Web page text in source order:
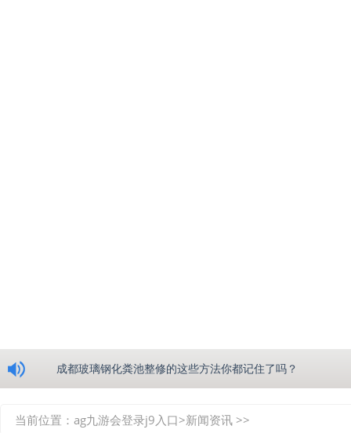
成都玻璃钢化粪池整修的这些方法你都记住了吗？
当前位置： ag九游会登录j9入口>新闻资讯 >>